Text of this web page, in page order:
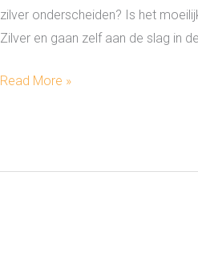
zilver onderscheiden? Is het
Zilver en gaan zelf aan de slag in de
Read More »